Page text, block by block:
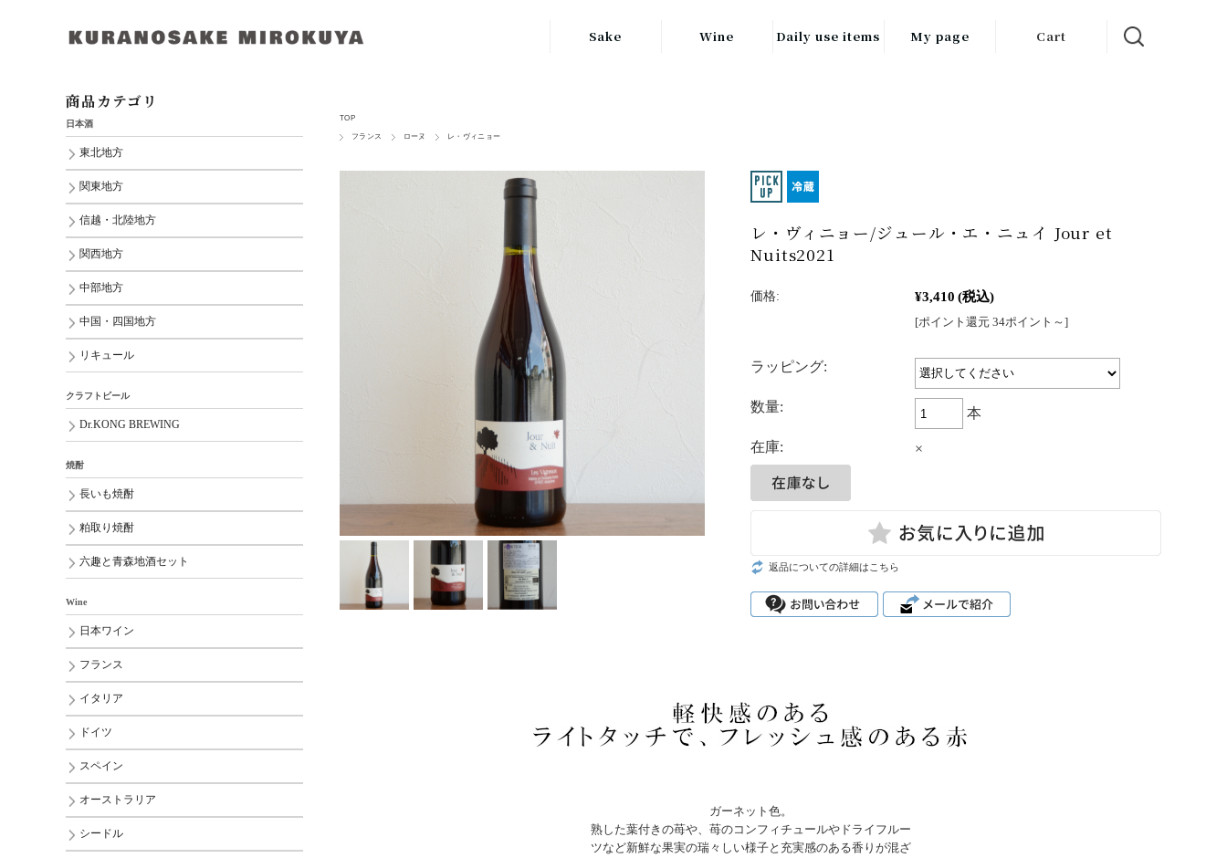
Sake Wine
GERMANY
Daily use items
キッチン用品
グラス・酒器・
器
My page Cart
TOP
フランス ローヌ レ・ヴィニョー
レ・ヴィニョー/ジュール・エ・ニュイ Jour et
Nuits2021
価格: ¥3,410 (税込)
[ポイント還元 34ポイント～]
ラッピング:
数量: 本
在庫: ×
返品についての詳細はこちら
ガーネット色。
熟した葉付きの苺や、苺のコンフィチュールやドライフルー
ツなど新鮮な果実の瑞々しい様子と充実感のある香りが混ざ
商品カテゴリ
日本酒
東北地方
関東地方
信越・北陸地方
関西地方
中部地方
中国・四国地方
リキュール
クラフトビール
Dr.KONG BREWING
焼酎
長いも焼酎
粕取り焼酎
六趣と青森地酒セット
Wine
日本ワイン
フランス
イタリア
ドイツ
スペイン
オーストラリア
シードル